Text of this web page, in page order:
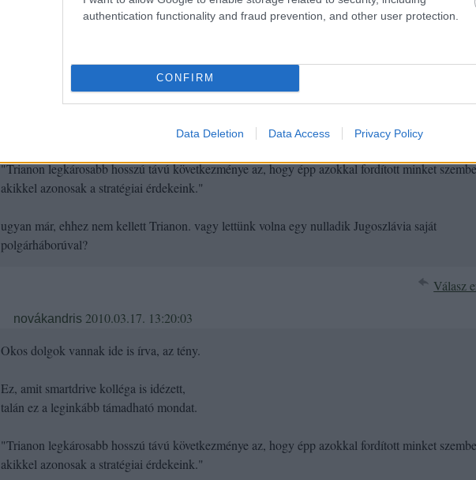
authentication functionality and fraud prevention, and other user protection.
CONFIRM
Data Deletion Data Access Privacy Policy
Sajnos nagy ellentétek vannak, mivel a minket körülvevő népek mindig "kedvesnek" nekünk
valamivel, és néha egymásnak is. Én egy erős, antiglobalista és antiliberális, nem központosított,
tökéletesen alkalmas lenne Oroszország és Japán. (Bár utóbbiaknak határvitáik vannak)
Válasz
2010.02.27. 02:52:25
"Trianon legkárosabb hosszú távú következménye az, hogy épp azokkal fordított minket
akikkel azonosak a stratégiai érdekeink."
ugyan már, ehhez nem kellett Trianon. vagy lettünk volna egy nulladik Jugoszlávia saját
polgárháborúval?
Válasz
novákandris 2010.03.17. 13:20:03
Okos dolgok vannak ide is írva, az tény.
Ez, amit smartdrive kolléga is idézett,
talán ez a leginkább támadható mondat.
"Trianon legkárosabb hosszú távú következménye az, hogy épp azokkal fordított minket
akikkel azonosak a stratégiai érdekeink."